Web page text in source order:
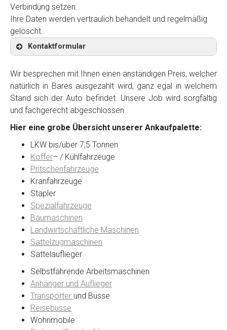
Verbindung setzen.
Ihre Daten werden vertraulich behandelt und regelmäßig
gelöscht..
Kontaktformular
Kontaktformular
Marke*
Baujahr
Getriebe
Bekannte Schäden
Kilometerstand
Preisvorstellung
Wir besprechen mit Ihnen einen anständigen Preis, welcher
natürlich in Bares ausgezahlt wird, ganz egal in welchem
Stand sich der Auto befindet. Unsere Job wird sorgfältig
und fachgerecht abgeschlossen .
Hier eine grobe Übersicht unserer Ankaufpalette:
LKW bis/über 7,5 Tonnen
Koffer– / Kühlfahrzeuge
Pritschenfahrzeuge
Kranfahrzeuge
Stapler
Spezialfahrzeuge
Baumaschinen
Landwirtschaftliche Maschinen
Sattelzugmaschinen
Sattelauflieger
Selbstfahrende Arbeitsmaschinen
Anhänger und Auflieger
Transporter und Busse
Reisebusse
Wohnmobile